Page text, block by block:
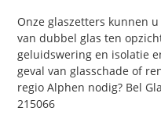
Onze glaszetters kunnen
van dubbel glas ten
geluidswering en isolatie
geval van glasschade of
regio Alphen nodig? Bel
215066